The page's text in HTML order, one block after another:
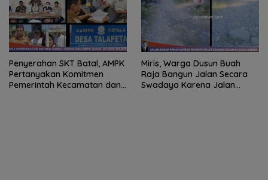
Penyerahan SKT Batal, AMPK
Pertanyakan Komitmen
Pemerintah Kecamatan dan
Miris, Warga Dusun Buah
Raja Bangun Jalan Secara
Swadaya Karena Jalan